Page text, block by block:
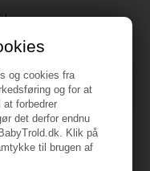
og cookies fra
og for at
at forbedrer
det derfor endnu
Klik på
til brugen af
lager